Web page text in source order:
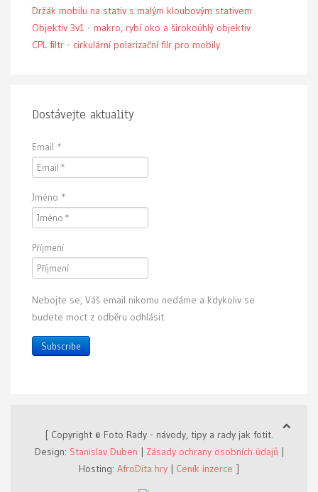
Držák mobilu na stativ s malým kloubovým stativem
Objektiv 3v1 - makro, rybí oko a širokoúhlý objektiv
CPL filtr - cirkulární polarizační filr pro mobily
Dostávejte aktuality
Email *
Jméno *
Příjmení
Nebojte se, Váš email nikomu nedáme a kdykoliv se
budete moct z odběru odhlásit.
Subscribe
[ Copyright © Foto Rady - návody, tipy a rady jak fotit.
Design: Stanislav Duben Zásady ochrany osobních údajů|
Hosting: AfroDita hry Ceník inzerce ]